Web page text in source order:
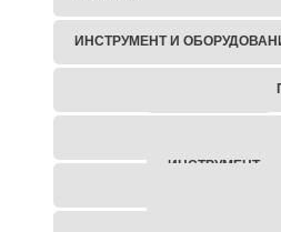
ИНСТРУМЕНТ И
ИНСТРУМЕНТ